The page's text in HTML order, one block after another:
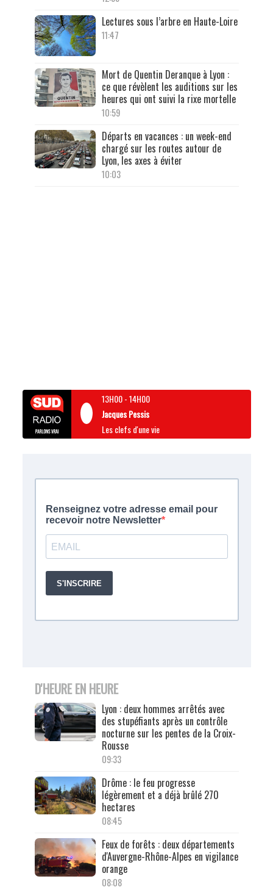
Lectures sous l’arbre en Haute-Loire
11:47
Mort de Quentin Deranque à Lyon :
ce que révèlent les auditions sur les
heures qui ont suivi la rixe mortelle
10:59
Départs en vacances : un week-end
chargé sur les routes autour de
Lyon, les axes à éviter
10:03
13H00-14H00
Jacques Pessis
Les clefs d'une vie
D'HEURE EN HEURE
Lyon : deux hommes arrêtés avec
des stupéfiants après un contrôle
nocturne sur les pentes de la Croix-
Rousse
09:33
Drôme : le feu progresse
légèrement et a déjà brûlé 270
hectares
08:45
Feux de forêts : deux départements
d'Auvergne-Rhône-Alpes en vigilance
orange
08:08